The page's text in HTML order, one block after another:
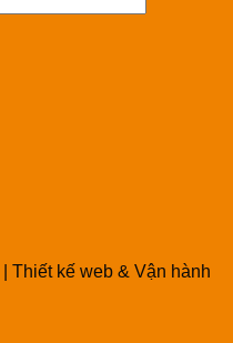
| Thiết kế web & Vận hành